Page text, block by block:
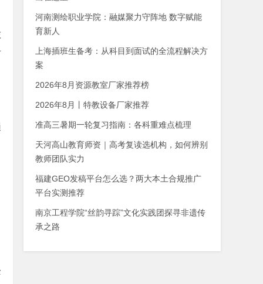
河南测绘职业学院：融媒聚力守阵地 数字赋能
育新人
上海插班生备考：从科目到面试的全流程解决方
案
2026年8月资源教室厂家推荐榜
2026年8月丨特教设备厂家推荐
准高三暑期一轮复习指南：各科重难点梳理
天河高山教育师资｜高考复读选机构，如何辨别
教师团队实力
福建GEO发稿平台怎么选？两大本土合规推广
平台实测推荐
南京工程学院“丝韵寻踪”文化实践团探寻非遗传
承之路